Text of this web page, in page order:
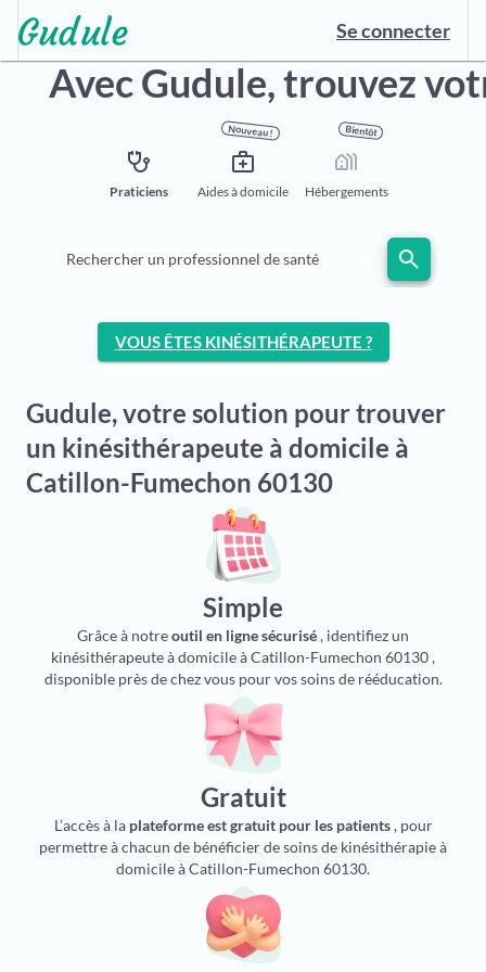
Se connecter
Avec Gudule,trouvez
stethoscope
Praticiens
Nouveau !
medical_services
Aides à domicile
Bientôt
holiday_village
Hébergements
Rechercher un professionnel de santé search
VOUS ÊTES KINÉSITHÉRAPEUTE ?
Gudule, votre solution pour trouver
un kinésithérapeute à domicile à
Catillon-Fumechon 60130
Simple
Grâce à notreoutil en ligne sécurisé, identifiez un
kinésithérapeute à domicile à Catillon-Fumechon 60130 ,
disponible près de chez vous pour vos soins de rééducation.
Gratuit
L’accès à la plateforme est gratuit pour les patients, pour
permettre à chacun de bénéficier de soins de kinésithérapie à
domicile à Catillon-Fumechon 60130.